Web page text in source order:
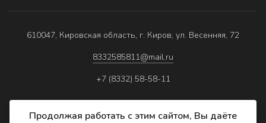
610047, Кировская область, г. Киров, ул. Весенняя, 72
8332585811@mail.ru
+7 (8332) 58-58-11
Продолжая работать с этим сайтом, Вы даёте